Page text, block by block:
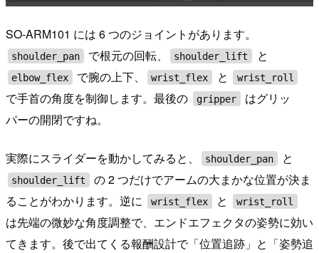
SO-ARM101 には 6 つのジョイントがあります。
shoulder_pan で根元の回転、 shoulder_lift と
elbow_flex で腕の上下、 wrist_flex と wrist_roll
で手首の角度を制御します。最後の gripper
はグリッ
パーの開閉ですね。
実際にスライダーを動かしてみると、 shoulder_pan と
shoulder_lift
の 2 つだけでアームの大まかな位置が決ま
ることがわかります。逆に
wrist_flex と wrist_roll
は先端の微妙な角度調整で、エンドエフェクタの姿勢に効い
てきます。後で出てくる報酬設計で「位置追跡」と「姿勢追